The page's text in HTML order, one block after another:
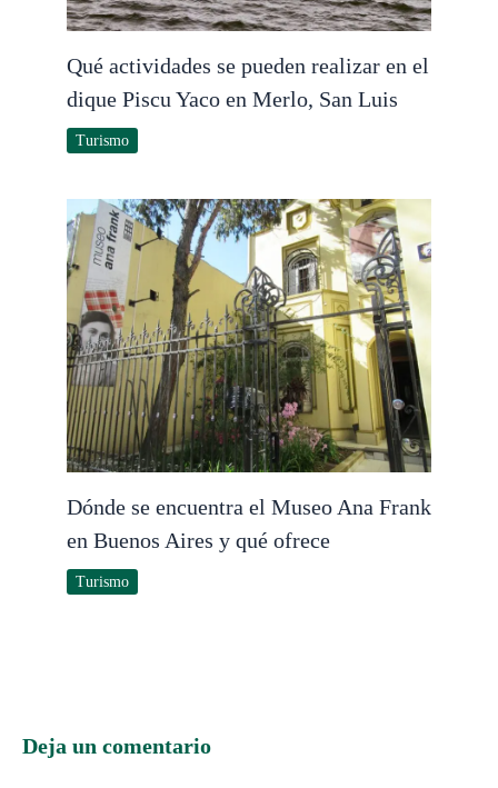
Qué actividades se pueden realizar en el
dique Piscu Yaco en Merlo, San Luis
Turismo
Dónde se encuentra el Museo Ana Frank
en Buenos Aires y qué ofrece
Turismo
Deja un comentario